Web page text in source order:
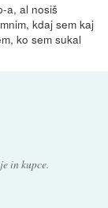
a, al nosiš
kdaj sem kaj
ko sem sukal
in kupce.